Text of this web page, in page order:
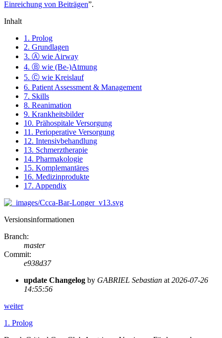
Einreichung von Beiträgen”.
Inhalt
1. Prolog
2. Grundlagen
3. Ⓐ wie Airway
4. Ⓑ wie (Be-)Atmung
5. Ⓒ wie Kreislauf
6. Patient Assessment & Management
7. Skills
8. Reanimation
9. Krankheitsbilder
10. Prähospitale Versorgung
11. Perioperative Versorgung
12. Intensivbehandlung
13. Schmerztherapie
14. Pharmakologie
15. Komplemantäres
16. Medizinprodukte
17. Appendix
Versionsinformationen
Branch:
master
Commit:
e938d37
update Changelog by GABRIEL Sebastian at 2026-07-26
14:55:56
weiter
1. Prolog